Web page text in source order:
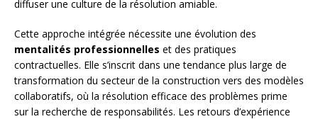
diffuser une culture de la résolution amiable.
Cette approche intégrée nécessite une évolution des
mentalités professionnelles et des pratiques
contractuelles. Elle s’inscrit dans une tendance plus large de
transformation du secteur de la construction vers des modèles
collaboratifs, où la résolution efficace des problèmes prime
sur la recherche de responsabilités. Les retours d’expérience